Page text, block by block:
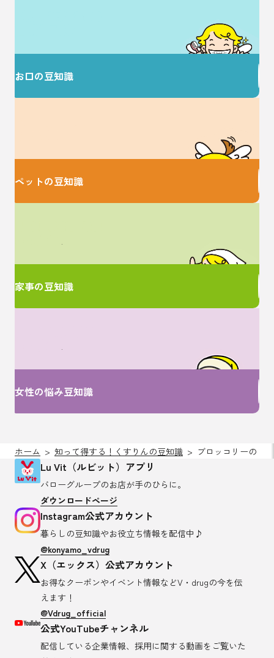
お口の豆知識
ペットの豆知識
家事の豆知識
女性の悩み豆知識
ホーム 知って得する！くすりんの豆知識 ブロッコリーのミ
Lu Vit（ルビット）アプリ
バローグループのお店が手のひらに。
ダウンロードページ
Instagram公式アカウント
暮らしの豆知識やお役立ち情報を配信中♪
@konyamo_vdrug
X（エックス）公式アカウント
お得なクーポンやイベント情報などV・drugの今を伝
えます！
@Vdrug_official
公式YouTubeチャンネル
配信している企業情報、採用に関する動画をご覧いた